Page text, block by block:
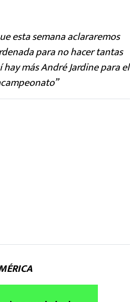
esta semana aclararemos
para no hacer tantas
más André Jardine para el